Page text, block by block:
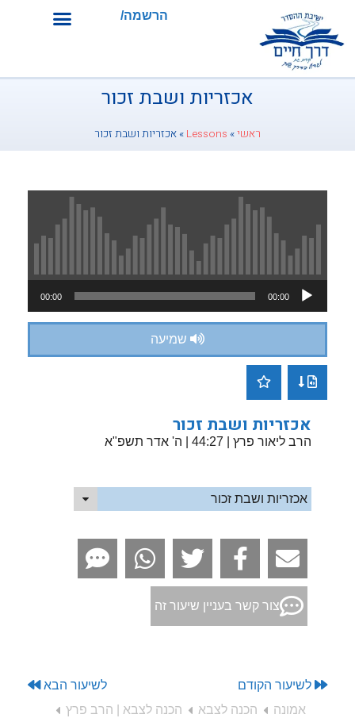
הרשמה/התחברות
אכזריות ושבת זכור
ראשי»
Lessons
»אכזריות ושבת זכור
אודיו
00:00
00:00
שמיעה
אכזריות ושבת זכור
הרב ליאור פרץ
אכזריות ושבת זכור
צור קשר בעניין שיעור זה
לשיעור הקודם
לשיעור הבא
אמונה
הכנה לצבא הכנה לצבא | הרב פרץ